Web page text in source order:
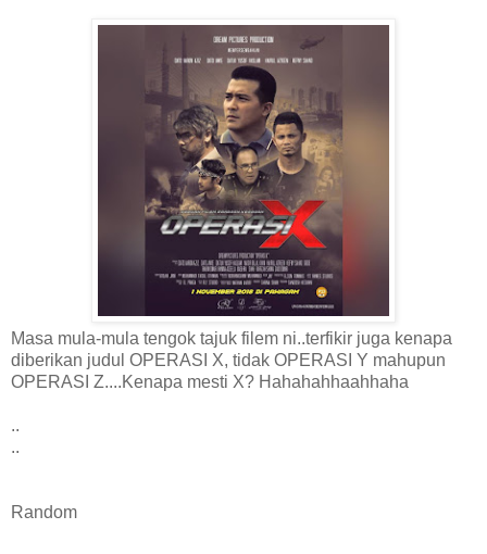
Masa mula-mula tengok tajuk filem ni..terfikir juga kenapa
diberikan judul OPERASI X, tidak OPERASI Y mahupun
OPERASI Z....Kenapa mesti X? Hahahahhaahhaha
..
..
Random